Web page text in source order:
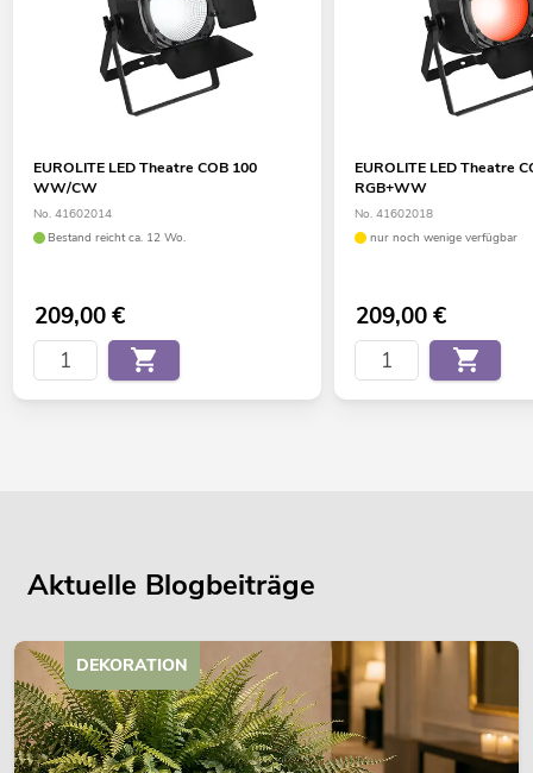
EUROLITE LED Theatre COB 100
WW/CW
No. 41602014
Bestand reicht ca. 12 Wo.
209,00€
EUROLITE LED Theatre
RGB+WW
No. 41602018
nur noch wenige verfügbar
209,00€
Aktuelle Blogbeiträge
DEKORATION